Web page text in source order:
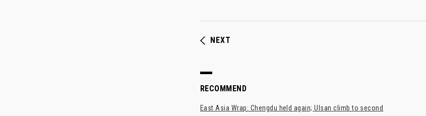
NEXT
RECOMMEND
East Asia Wrap: Chengdu held again; Ulsan climb to second